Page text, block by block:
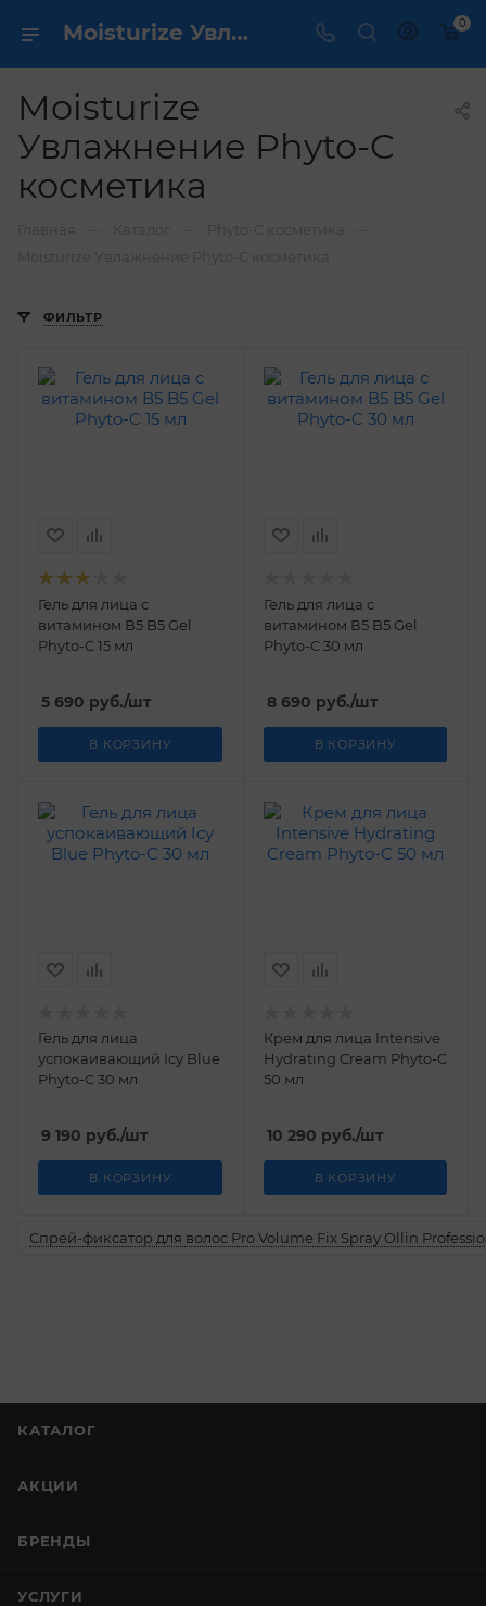
Moisturize Увлажнение Phyto-C косметика / dermcare.ru 0
Moisturize
Увлажнение Phyto-C
косметика
ФИЛЬТР
Гель для лица с
витамином В5 B5 Gel
Phyto-C 15 мл
5 690 руб./шт
В КОРЗИНУ
Гель для лица с
витамином В5 B5 Gel
Phyto-C 30 мл
8 690 руб./шт
В КОРЗИНУ
Гель для лица
успокаивающий Icy Blue
Phyto-C 30 мл
9 190 руб./шт
В КОРЗИНУ
Крем для лица Intensive
Hydrating Cream Phyto-C
50 мл
10 290 руб./шт
В КОРЗИНУ
Спрей-фиксатор для волос Pro Volume Fix Spray Ollin
КАТАЛОГ
АКЦИИ
БРЕНДЫ
УСЛУГИ